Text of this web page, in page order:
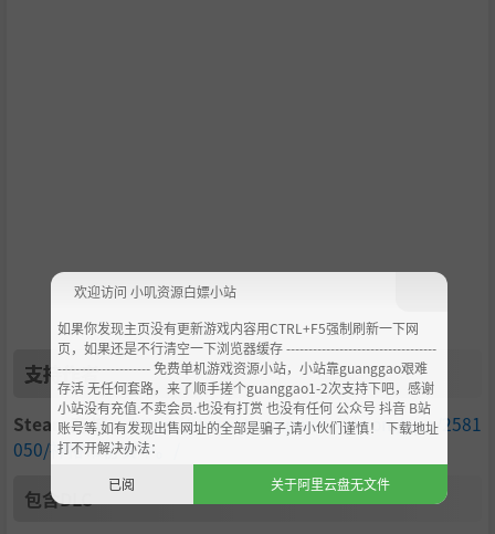
谱面制作・协力：HARDCORE TANO*C
开发实现：Rocket Studio, Inc.
支持作者
Steam商城：https://store.steampowered.com/app/2581
050/神椿市协奏中。/
包含DLC
欢迎访问 小叽资源白嫖小站
如果你发现主页没有更新游戏内容用CTRL+F5强制刷新一下网
页，如果还是不行清空一下浏览器缓存 ----------------------------------
--------------------- 免费单机游戏资源小站，小站靠guanggao艰难
存活 无任何套路，来了顺手搓个guanggao1-2次支持下吧，感谢
小站没有充值.不卖会员.也没有打赏 也没有任何 公众号 抖音 B站
账号等,如有发现出售网址的全部是骗子,请小伙们谨慎！ 下载地址
打不开解决办法：
已阅
关于阿里云盘无文件